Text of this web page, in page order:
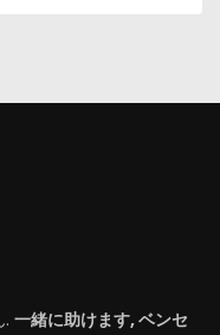
. 一緒に助けます, ベンセ